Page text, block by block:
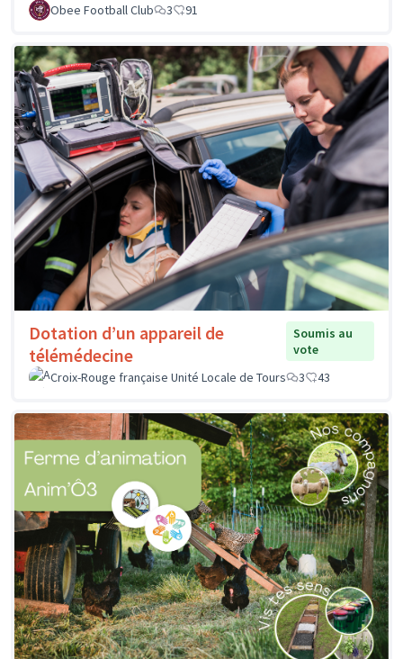
Obee Football Club
3 91
Dotation d’un appareil de
télémédecine
Soumis au
vote
Croix-Rouge française Unité Locale de Tours
3 43